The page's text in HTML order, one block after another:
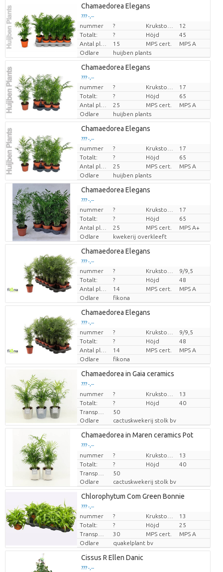
Chamaedorea Elegans
??? -,--
Pris per enhet
nummer ?
12
Totalt:
? Höjd
45
15 MPS cert.
MPS A
Odlare
huijben plants
Chamaedorea Elegans
??? -,--
Pris per enhet
nummer ?
17
Totalt:
? Höjd
65
25 MPS cert.
MPS A
Odlare
huijben plants
Chamaedorea Elegans
??? -,--
Pris per enhet
nummer ?
17
Totalt:
? Höjd
65
25 MPS cert.
MPS A
Odlare
huijben plants
Chamaedorea Elegans
??? -,--
Pris per enhet
nummer ?
17
Totalt:
? Höjd
65
25 MPS cert.
MPS A+
Odlare
kwekerij overkleeft
Chamaedorea Elegans
??? -,--
Pris per enhet
nummer ?
9/9,5
Totalt:
? Höjd
48
14 MPS cert.
MPS A
Odlare
fikona
Chamaedorea Elegans
??? -,--
Pris per enhet
nummer ?
9/9,5
Totalt:
? Höjd
48
14 MPS cert.
MPS A
Odlare
fikona
Chamaedorea in Gaia ceramics
??? -,--
Pris per enhet
nummer ?
13
Totalt:
? Höjd
40
50
Odlare
cactuskwekerij stolk bv
Chamaedorea in Maren ceramics Pot
??? -,--
Pris per enhet
nummer ?
13
Totalt:
? Höjd
40
50
Odlare
cactuskwekerij stolk bv
Chlorophytum Com Green Bonnie
??? -,--
Pris per enhet
nummer ?
13
Totalt:
? Höjd
25
30 MPS cert.
MPS A
Odlare
quakelplant bv
Cissus R Ellen Danic
??? -,--